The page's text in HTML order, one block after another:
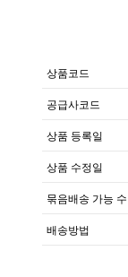
상품코드
공급사코드
상품 등록일
상품 수정일
묶음배송 가능
배송방법